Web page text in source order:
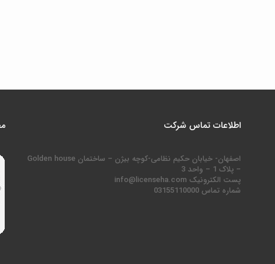
اطلاعات تماس شرکت
اصفهان- خیابان حکیم نظامی-کوچه بیژن – ساختمان Golden house
– پلاک 1 – واحد 3
پست الکترونیک info@licenseha.com
شماره تماس 03155110000